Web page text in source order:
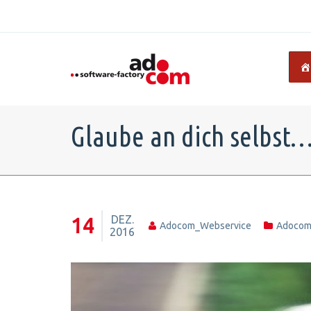
Glaube an dich
14
DEZ.
2016
Adocom_Webservice Adocom